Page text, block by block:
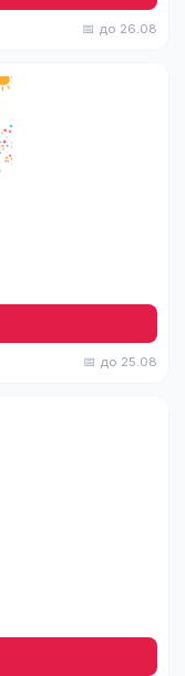
📅 до 26.08
📅 до 25.08